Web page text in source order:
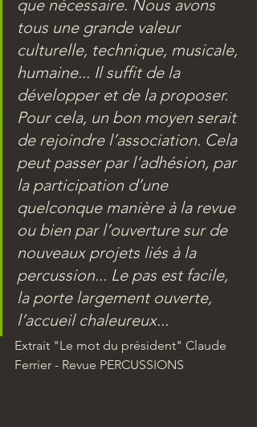
que nécessaire. Nous avons
tous une grande valeur
culturelle, technique, musicale,
humaine... Il suffit de la
développer et de la proposer.
Pour cela, un bon moyen serait
de rejoindre l’association. Cela
peut passer par l’adhésion, par
la participation d’une
quelconque manière à la revue
ou bien par l’ouverture sur de
nouveaux projets liés à la
percussion... Le pas est facile,
la porte largement ouverte,
l’accueil chaleureux...
Extrait "Le mot du président" Claude
Ferrier - Revue PERCUSSIONS